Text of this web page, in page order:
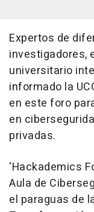
Expertos de
investigadores,
universitario
informado la
en este foro
en
privadas.
'Hackademics
Aula de
el paraguas de